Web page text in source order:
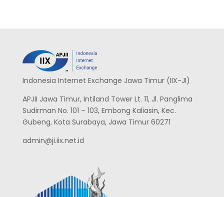
Indonesia Internet Exchange Jawa Timur (IIX-JI)
APJII Jawa Timur, Intiland Tower Lt. 11, Jl. Panglima
Sudirman No. 101 – 103, Embong Kaliasin, Kec.
Gubeng, Kota Surabaya, Jawa Timur 60271
admin@ji.iix.net.id